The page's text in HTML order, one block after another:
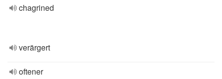
chagrined
verärgert
oftener